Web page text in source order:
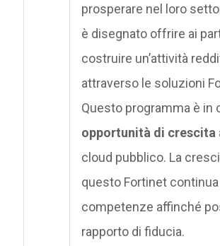
prosperare nel loro
è disegnato offrire ai
costruire un’attività
attraverso le soluzioni
Questo programma è
opportunità di crescita
cloud pubblico. La
questo Fortinet
competenze affinché
rapporto di fiducia.